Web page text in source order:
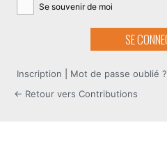
Se souvenir de moi
Inscription
Mot de passe oublié ?
← Retour vers Contributions